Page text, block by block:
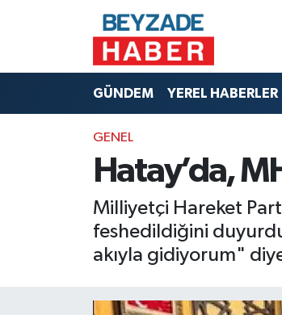
GÜNDEM YEREL HABERLER
GENEL
Hatay’da,
Milliyetçi Hareket
feshedildiğini
akıyla gidiyorum"
Hava Durumu
Trafik Durumu
Süper Lig Puan Durumu ve Fikstür
Tüm Manşetler
Son Dakika Haberleri
Haber Arşivi